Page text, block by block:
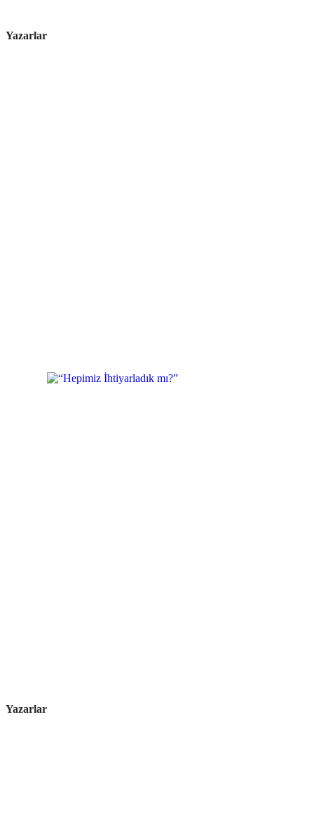
Yazarlar
Yazarlar